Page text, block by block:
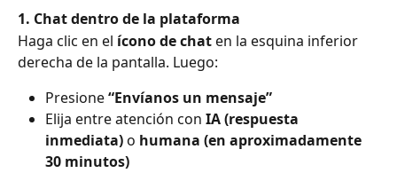
1. Chat dentro de la plataforma
Haga clic en el ícono de chat en la esquina inferior
derecha de la pantalla. Luego:
Presione “Envíanos un mensaje”
Elija entre atención con IA (respuesta
inmediata) o humana (en aproximadamente
30 minutos)